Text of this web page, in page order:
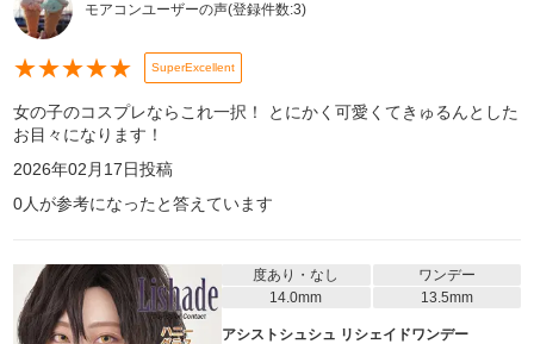
モアコンユーザーの声(登録件数:3)
★★★★★ SuperExcellent
女の子のコスプレならこれ一択！ とにかく可愛くてきゅるんとした
お目々になります！
2026年02月17日投稿
0人が参考になったと答えています
度あり・なし
ワンデー
14.0mm
13.5mm
アシストシュシュ リシェイドワンデー